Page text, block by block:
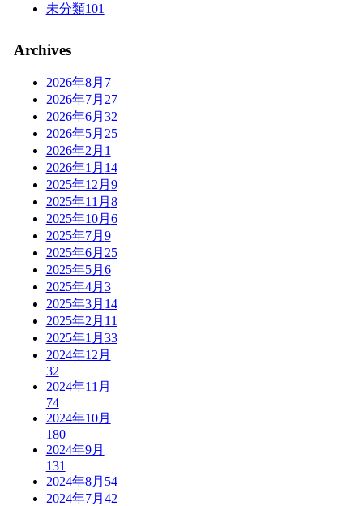
未分類101
Archives
2026年8月 7
2026年7月 27
2026年6月 32
2026年5月 25
2026年2月 1
2026年1月 14
2025年12月 9
2025年11月 8
2025年10月 6
2025年7月 9
2025年6月 25
2025年5月 6
2025年4月 3
2025年3月 14
2025年2月 11
2025年1月 33
2024年12月
32
2024年11月
74
2024年10月
180
2024年9月
131
2024年8月 54
2024年7月 42